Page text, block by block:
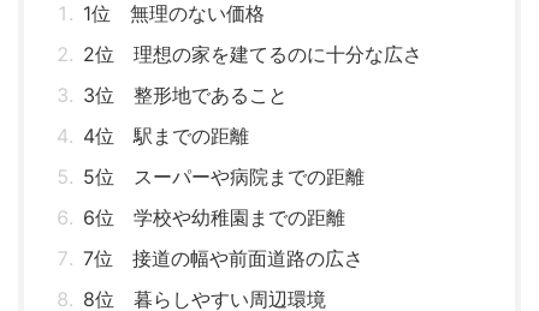
1位 無理のない価格
2位 理想の家を建てるのに十分な広さ
3位 整形地であること
4位 駅までの距離
5位 スーパーや病院までの距離
6位 学校や幼稚園までの距離
7位 接道の幅や前面道路の広さ
8位 暮らしやすい周辺環境